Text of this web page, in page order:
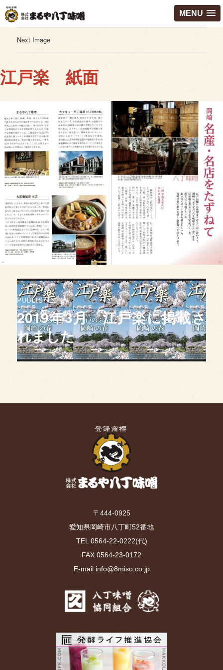
MENU
Next Image
江戸楽 紙面
投
稿
ナ
ビ
ゲ
ー
PUBLISHED IN
2019年3月 江戸楽に掲載さ
れました
〒444-0925
愛知県岡崎市八丁町52番地
TEL 0564-22-0222(代)
FAX 0564-23-0172
E-mail info@8miso.co.jp